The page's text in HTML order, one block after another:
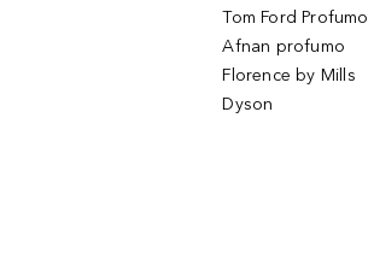
Tom Ford Profumo
Afnan profumo
Florence by Mills
Dyson